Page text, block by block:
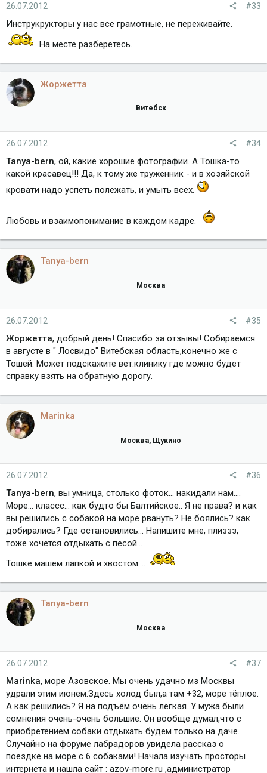
26.07.2012 #33
Инструкрукторы у нас все грамотные, не переживайте.
На месте разберетесь.
Жоржетта
Витебск
26.07.2012 #34
Tanya-bern, ой, какие хорошие фотографии. А Тошка-то
какой красавец!!! Да, к тому же труженник - и в хозяйской
кровати надо успеть полежать, и умыть всех.
Любовь и взаимопонимание в каждом кадре.
Tanya-bern
Москва
26.07.2012 #35
Жоржетта, добрый день! Спасибо за отзывы! Собираемся
в августе в " Лосвидо" Витебская область,конечно же с
Тошей. Может подскажите вет.клинику где можно будет
справку взять на обратную дорогу.
Marinka
Москва, Щукино
26.07.2012 #36
Tanya-bern, вы умница, столько фоток... накидали нам....
Море... классс... как будто бы Балтийское.. Я не права? и как
вы решились с собакой на море рвануть? Не боялись? как
добирались? Где остановились... Напишите мне, плиззз,
тоже хочется отдыхать с песой...
Тошке машем лапкой и хвостом....
Tanya-bern
Москва
26.07.2012 #37
Marinka, море Азовское. Мы очень удачно мз Москвы
удрали этим июнем.Здесь холод был,а там +32, море тёплое.
А как решились? Я на подъём очень лёгкая. У мужа были
сомнения очень-очень большие. Он вообще думал,что с
приобретением собаки отдыхать будем только на даче.
Случайно на форуме лабрадоров увидела рассказ о
поездке на море с 6 собаками! Начала изучать просторы
интернета и нашла сайт : azov-more.ru ,администратор